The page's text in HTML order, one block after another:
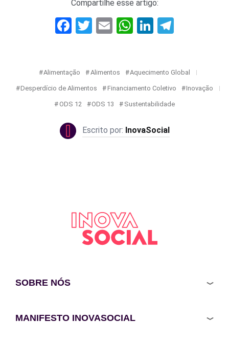
Compartilhe esse artigo:
Facebook
Twitter
EmailWhatsApp
LinkedIn
Alimentação Alimentos Aquecimento Global
Desperdício de Alimentos Financiamento Coletivo Inovação
ODS 12 ODS 13 Sustentabilidade
InovaSocial
SOBRE NÓS
MANIFESTO INOVASOCIAL